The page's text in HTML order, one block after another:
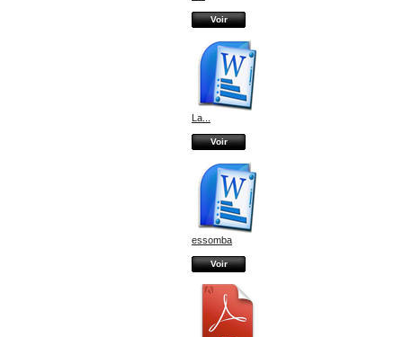
Voir
La...
Voir
essomba
Voir